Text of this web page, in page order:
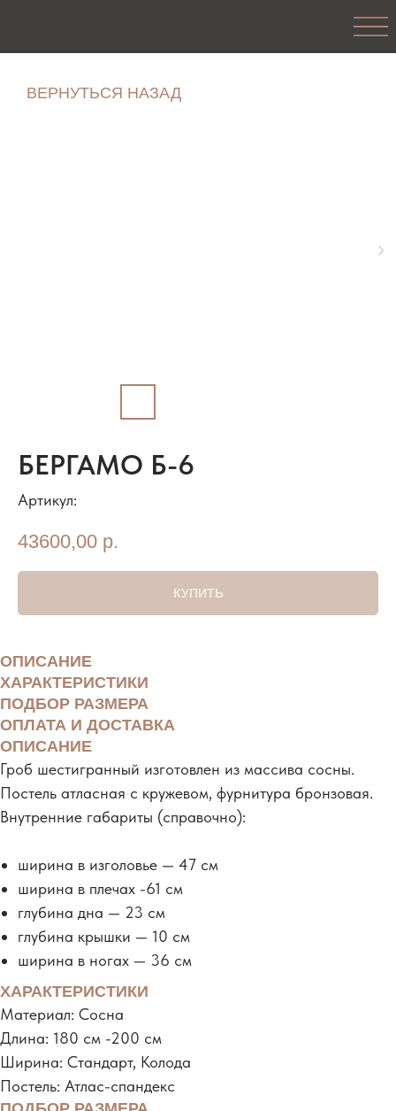
ВЕРНУТЬСЯ НАЗАД
БЕРГАМО Б-6
Артикул:
43600,00 р.
КУПИТЬ
ОПИСАНИЕ
ХАРАКТЕРИСТИКИ
ПОДБОР РАЗМЕРА
ОПЛАТА И ДОСТАВКА
ОПИСАНИЕ
Гроб шестигранный изготовлен из массива сосны.
Постель атласная с кружевом, фурнитура бронзовая.
Внутренние габариты (справочно):
ширина в изголовье — 47 см
ширина в плечах -61 см
глубина дна — 23 см
глубина крышки — 10 см
ширина в ногах — 36 см
ХАРАКТЕРИСТИКИ
Материал: Сосна
Длина: 180 см -200 см
Ширина: Стандарт, Колода
Постель: Атлас-спандекс